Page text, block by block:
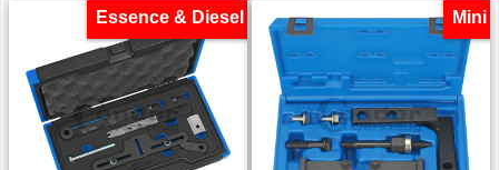
Essence & Diesel Mini